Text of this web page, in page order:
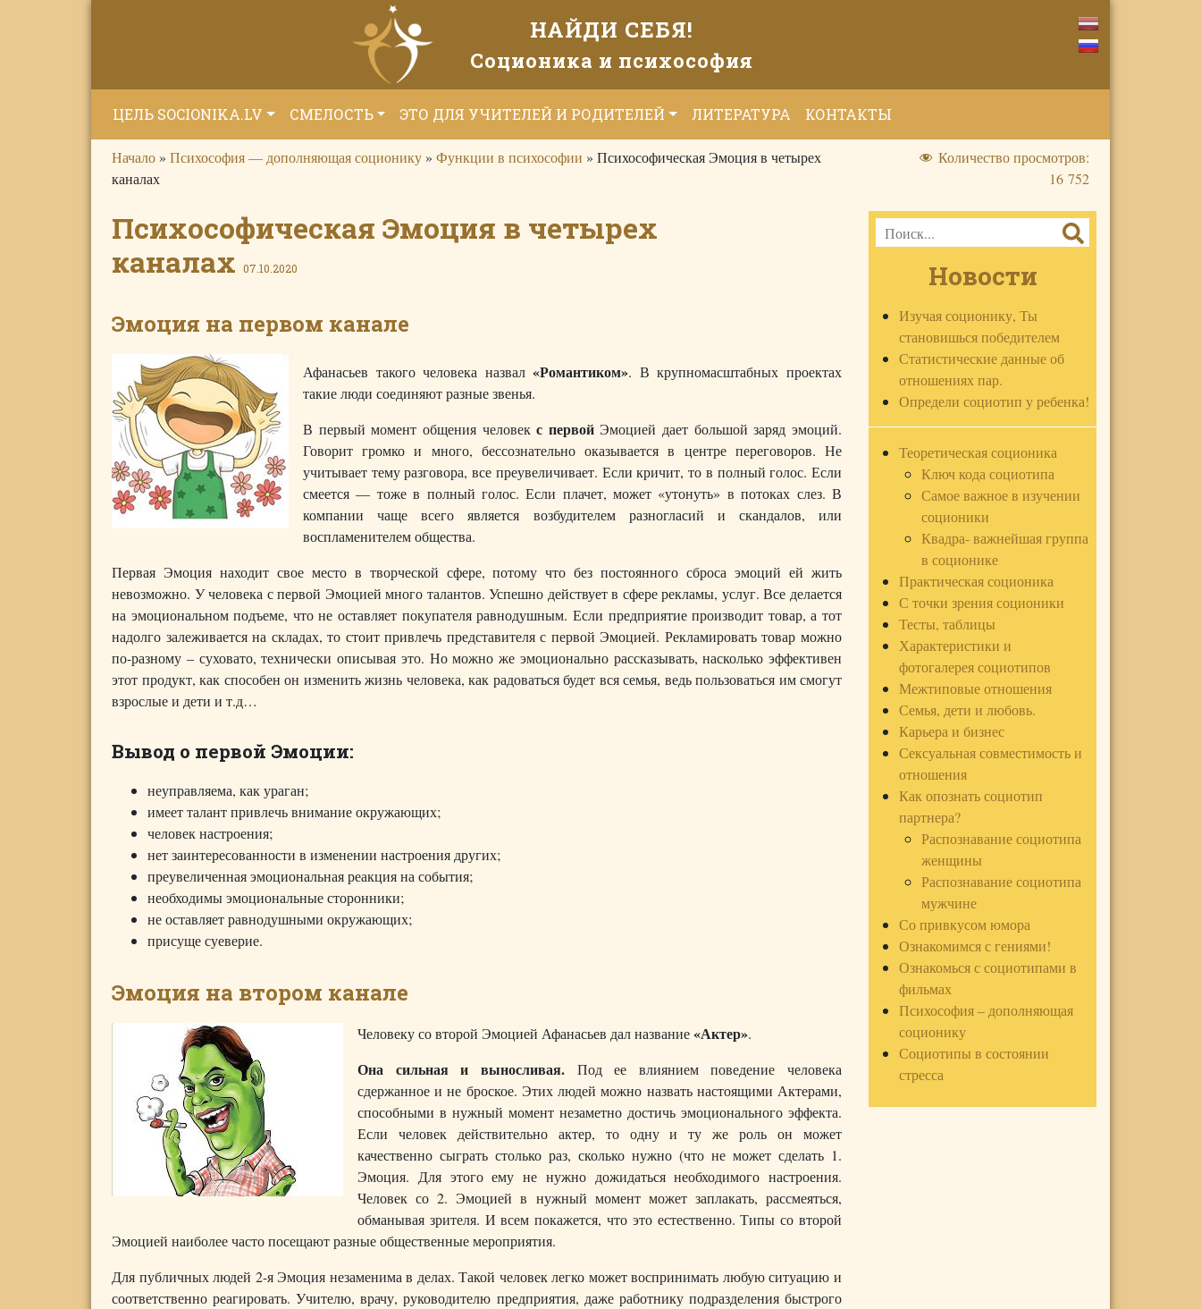
НАЙДИ СЕБЯ!
Соционика и психософия
ЦЕЛЬ SOCIONIKA.LV СМЕЛОСТЬ ЭТО ДЛЯ УЧИТЕЛЕЙ И РОДИТЕЛЕЙ ЛИТЕРАТУРА КОНТАКТЫ
Начало» Психософия — дополняющая соционику» Функции в психософии » Психософическая Эмоция в четырех
каналах
Количество просмотров:
16 752
Психософическая Эмоция в четырех
каналах 07.10.2020
Эмоция на первом канале
Афанасьев такого человека назвал«Романтиком». В крупномасштабных проектах
такие люди соединяют разные звенья.
В первый момент общения человекс первойЭмоцией дает большой заряд эмоций.
Говорит громко и много, бессознательно оказывается в центре переговоров. Не
учитывает тему разговора, все преувеличивает. Если кричит, то в полный голос. Если
смеется — тоже в полный голос. Если плачет, может «утонуть» в потоках слез. В
компании чаще всего является возбудителем разногласий и скандалов, или
воспламенителем общества.
Первая Эмоция находит свое место в творческой сфере, потому что без постоянного сброса эмоций ей жить
невозможно. У человека с первой Эмоцией много талантов. Успешно действует в сфере рекламы, услуг. Все делается
на эмоциональном подъеме, что не оставляет покупателя равнодушным. Если предприятие производит товар, а тот
надолго залеживается на складах, то стоит привлечь представителя с первой Эмоцией. Рекламировать товар можно
по-разному – суховато, технически описывая это. Но можно же эмоционально рассказывать, насколько эффективен
этот продукт, как способен он изменить жизнь человека, как радоваться будет вся семья, ведь пользоваться им смогут
взрослые и дети и т.д…
Вывод о первой Эмоции:
неуправляема, как ураган;
имеет талант привлечь внимание окружающих;
человек настроения;
нет заинтересованности в изменении настроения других;
преувеличенная эмоциональная реакция на события;
необходимы эмоциональные сторонники;
не оставляет равнодушными окружающих;
присуще суеверие.
Эмоция на втором канале
Человеку со второй Эмоцией Афанасьев дал название«Актер».
Она сильная и выносливая.Под ее влиянием поведение человека
сдержанное и не броское. Этих людей можно назвать настоящими Актерами,
способными в нужный момент незаметно достичь эмоционального эффекта.
Если человек действительно актер, то одну и ту же роль он может
качественно сыграть столько раз, сколько нужно (что не может сделать 1.
Эмоция. Для этого ему не нужно дожидаться необходимого настроения.
Человек со 2. Эмоцией в нужный момент может заплакать, рассмеяться,
обманывая зрителя. И всем покажется, что это естественно. Типы со второй
Эмоцией наиболее часто посещают разные общественные мероприятия.
Для публичных людей 2-я Эмоция незаменима в делах. Такой человек легко может воспринимать любую ситуацию и
соответственно реагировать. Учителю, врачу, руководителю предприятия, даже работнику подразделения быстрого
Новости
Изучая соционику, Ты
становишься победителем
Статистические данные об
отношениях пар.
Определи социотип у ребенка!
Теоретическая соционика
Ключ кода социотипа
Самое важное в изучении
соционики
Квадра- важнейшая группа
в соционике
Практическая соционика
С точки зрения соционики
Тесты, таблицы
Характеристики и
фотогалерея социотипов
Межтиповые отношения
Семья, дети и любовь.
Карьера и бизнес
Сексуальная совместимость и
отношения
Как опознать социотип
партнера?
Распознавание социотипа
женщины
Распознавание социотипа
мужчине
Со привкусом юмора
Ознакомимся с гениями!
Ознакомься с социотипами в
фильмах
Психософия – дополняющая
соционику
Социотипы в состоянии
стресса